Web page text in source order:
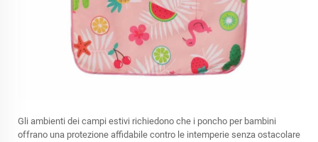
Gli ambienti dei campi estivi richiedono che i poncho per bambini
offrano una protezione affidabile contro le intemperie senza ostacolare